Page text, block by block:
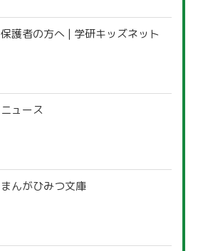
保護者の方へ | 学研キッズネット
ニュース
まんがひみつ文庫